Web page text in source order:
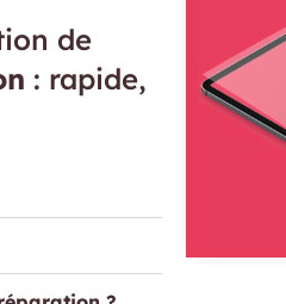
de
: rapide,